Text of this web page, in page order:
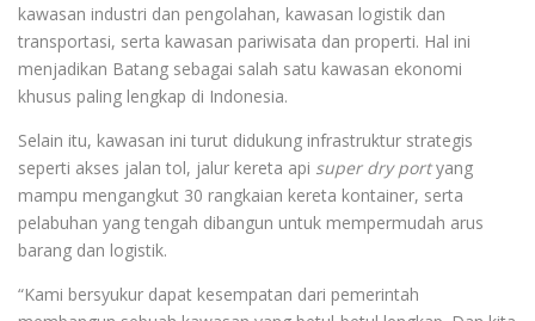
kawasan industri dan pengolahan, kawasan logistik dan
transportasi, serta kawasan pariwisata dan properti. Hal ini
menjadikan Batang sebagai salah satu kawasan ekonomi
khusus paling lengkap di Indonesia.
Selain itu, kawasan ini turut didukung infrastruktur strategis
seperti akses jalan tol, jalur kereta api super dry portyang
mampu mengangkut 30 rangkaian kereta kontainer, serta
pelabuhan yang tengah dibangun untuk mempermudah arus
barang dan logistik.
“Kami bersyukur dapat kesempatan dari pemerintah